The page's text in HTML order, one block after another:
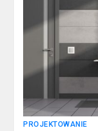
PROJEKTOWANIE